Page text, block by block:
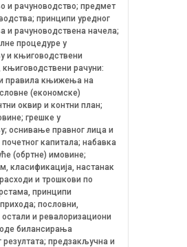
и рачуноводство; предмет
принципи уредног
и рачуноводствена начела;
процедуре у
и књиговодствени
књиговодствени рачуни:
и правила књижења на
(економске)
оквир и контни план;
грешке у
оснивање правног лица и
капитала; набавка
(обртне) имовине;
класификација, настанак
и трошкови по
принципи
пословни,
остали и ревалоризациони
билансирања
резултата; предзакључна и